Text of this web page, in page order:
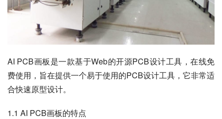
AI PCB画板是一款基于Web的开源PCB设计工具，在线免
费使用，旨在提供一个易于使用的PCB设计工具，它非常适
合快速原型设计。
1.1 AI PCB画板的特点